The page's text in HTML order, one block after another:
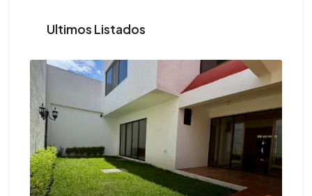
Ultimos Listados